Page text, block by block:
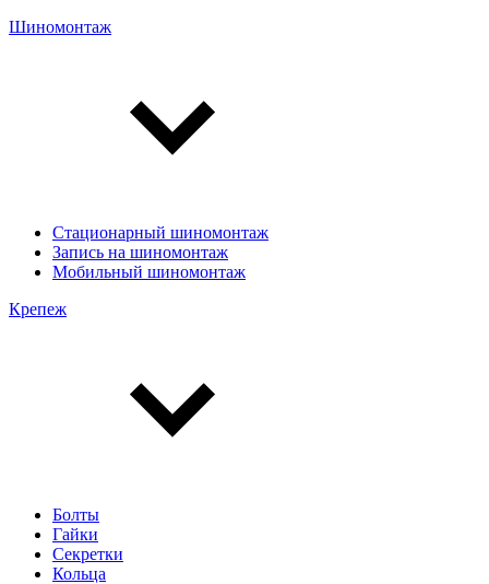
Шиномонтаж
Стационарный шиномонтаж
Запись на шиномонтаж
Мобильный шиномонтаж
Крепеж
Болты
Гайки
Секретки
Кольца